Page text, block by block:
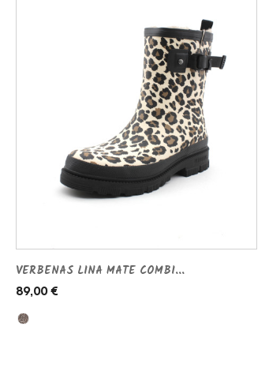
VERBENAS LINA MATE COMBI...
89,00 €